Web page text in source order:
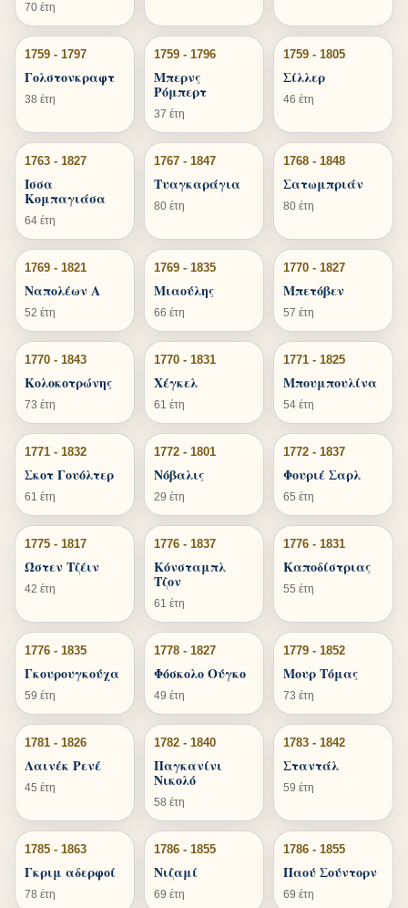
70 έτη
1759 - 1797
Γολστονκραφτ
38 έτη
1759 - 1796
Μπερνς
Ρόμπερτ
37 έτη
1759 - 1805
Σίλλερ
46 έτη
1763 - 1827
Ισσα
Κομπαγιάσα
64 έτη
1767 - 1847
Τυαγκαράγια
80 έτη
1768 - 1848
Σατωμπριάν
80 έτη
1769 - 1821
Ναπολέων Α
52 έτη
1769 - 1835
Μιαούλης
66 έτη
1770 - 1827
Μπετόβεν
57 έτη
1770 - 1843
Κολοκοτρώνης
73 έτη
1770 - 1831
Χέγκελ
61 έτη
1771 - 1825
Μπουμπουλίνα
54 έτη
1771 - 1832
Σκοτ Γουόλτερ
61 έτη
1772 - 1801
Νόβαλις
29 έτη
1772 - 1837
Φουριέ Σαρλ
65 έτη
1775 - 1817
Ώστεν Τζέιν
42 έτη
1776 - 1837
Κόνσταμπλ
Τζον
61 έτη
1776 - 1831
Καποδίστριας
55 έτη
1776 - 1835
Γκουρουγκούχα
59 έτη
1778 - 1827
Φόσκολο Ούγκο
49 έτη
1779 - 1852
Μουρ Τόμας
73 έτη
1781 - 1826
Λαινέκ Ρενέ
45 έτη
1782 - 1840
Παγκανίνι
Νικολό
58 έτη
1783 - 1842
Σταντάλ
59 έτη
1785 - 1863
Γκριμ αδερφοί
78 έτη
1786 - 1855
Νιζαμί
69 έτη
1786 - 1855
Παού Σούντορν
69 έτη